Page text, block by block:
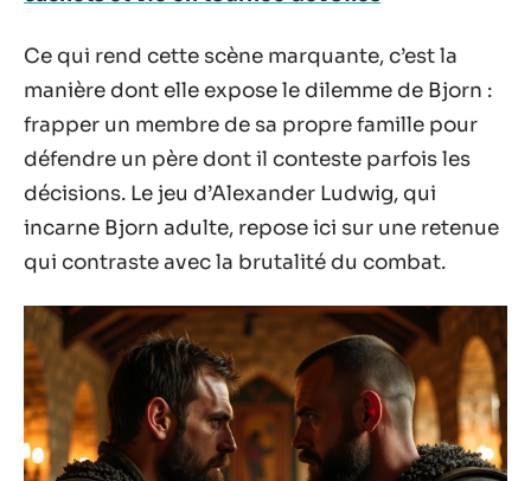
Ce qui rend cette scène marquante, c’est la
manière dont elle expose le dilemme de Bjorn :
frapper un membre de sa propre famille pour
défendre un père dont il conteste parfois les
décisions. Le jeu d’Alexander Ludwig, qui
incarne Bjorn adulte, repose ici sur une retenue
qui contraste avec la brutalité du combat.